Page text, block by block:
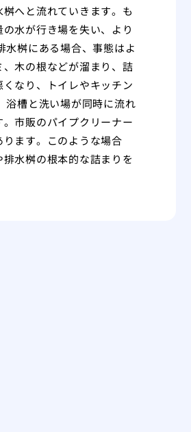
へと流れていきます。も
水が行き場を失い、より
桝にある場合、事態はよ
木の根などが溜まり、詰
なり、トイレやキッチン
浴槽と洗い場が同時に流れ
市販のパイプクリーナー
ます。このような場合
水桝の根本的な詰まりを